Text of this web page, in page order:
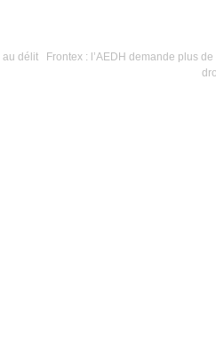
au délit
Frontex : l’AEDH demande plus